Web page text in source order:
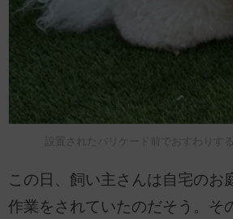
設置されたバリケード前でおすわりす
この日、飼い主さんは自宅のお
作業をされていたのだそう。そ